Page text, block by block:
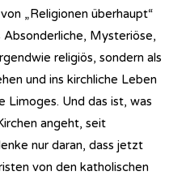
„Religionen überhaupt“
Absonderliche, Mysteriöse,
religiös, sondern als
und ins kirchliche Leben
Limoges. Und das ist, was
angeht, seit
nur daran, dass jetzt
von den katholischen